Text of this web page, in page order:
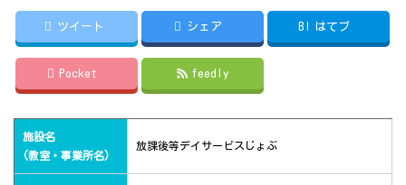
ツイート シェア B! はてブ
Pocket feedly
施設名
(教室・事業所名)
放課後等デイサービスじょぶ